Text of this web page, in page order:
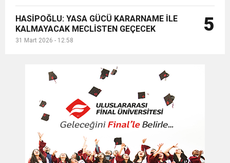
HASİPOĞLU: YASA GÜCÜ KARARNAME İLE
KALMAYACAK MECLİSTEN GEÇECEK
31 Mart 2026 - 12:58
5